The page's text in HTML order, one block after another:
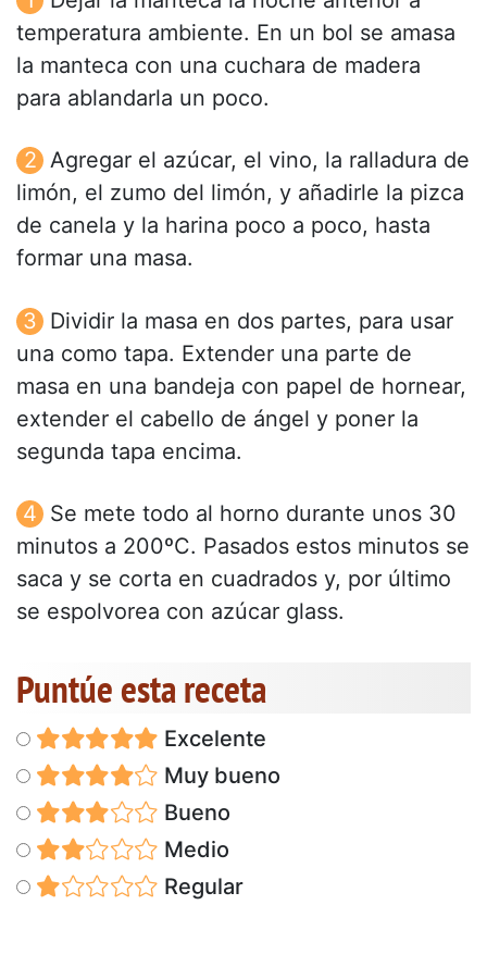
temperatura ambiente. En un bol se amasa
la manteca con una cuchara de madera
para ablandarla un poco.
Agregar el azúcar, el vino, la ralladura de
limón, el zumo del limón, y añadirle la pizca
de canela y la harina poco a poco, hasta
formar una masa.
Dividir la masa en dos partes, para usar
una como tapa. Extender una parte de
masa en una bandeja con papel de hornear,
extender el cabello de ángel y poner la
segunda tapa encima.
Se mete todo al horno durante unos 30
minutos a 200ºC. Pasados estos minutos se
saca y se corta en cuadrados y, por último
se espolvorea con azúcar glass.
Puntúe esta receta
Excelente
Muy bueno
Bueno
Medio
Regular